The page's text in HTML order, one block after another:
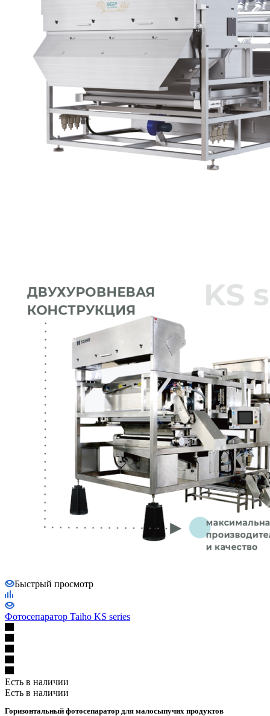
Быстрый просмотр
Фотосепаратор Taiho KS series
Есть в наличии
Есть в наличии
Горизонтальный фотосепаратор для малосыпучих продуктов